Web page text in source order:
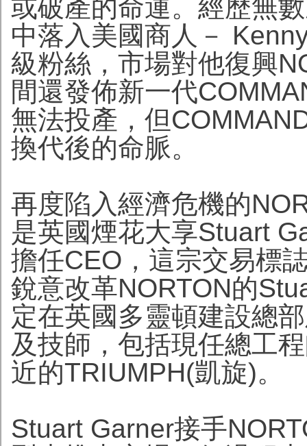
或破產的命運。經歷無
中落入美國商人－
級粉絲，市場對他復興
間還發佈新一代
無法投產，但
換代後的命脈。
再度陷入經濟危機的
是英國煙花大享Stuart
擔任CEO，這宗交易標
銳意改革NORTON的
定在英國多靈頓建設總
及技師，包括現任總工
近的TRIUMPH(凱旋)。
Stuart Garner接手